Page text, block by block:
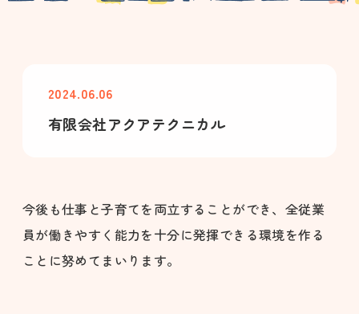
2024.06.06
有限会社アクアテクニカル
今後も仕事と子育てを両立することができ、全従業
員が働きやすく能力を十分に発揮できる環境を作る
ことに努めてまいります。